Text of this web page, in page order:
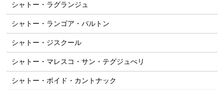
シャトー・ラグランジュ
シャトー・ランゴア・バルトン
シャトー・ジスクール
シャトー・マレスコ・サン・テグジュぺリ
シャトー・ボイド・カントナック